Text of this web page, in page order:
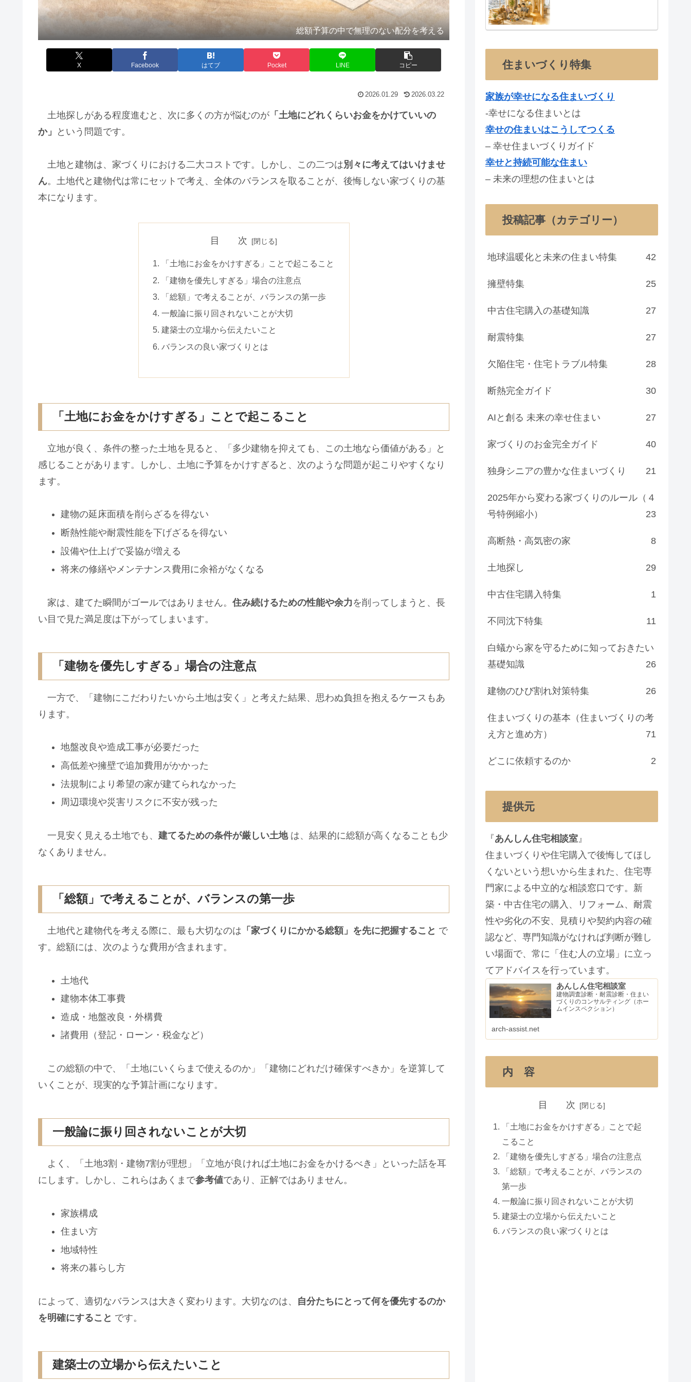
総額予算の中で無理のない配分を考える
X Facebook はてブ Pocket LINE コピー
2026.01.29 2026.03.22
土地探しがある程度進むと、次に多くの方が悩むのが 「土地にどれくらいお金をかけていいの
か」
という問題です。
土地と建物は、家づくりにおける二大コストです。しかし、この二つは別々に考えてはいけませ
ん。土地代と建物代は常にセットで考え、全体のバランスを取ることが、後悔しない家づくりの基
本になります。
目 次
「土地にお金をかけすぎる」ことで起こること
「建物を優先しすぎる」場合の注意点
「総額」で考えることが、バランスの第一歩
一般論に振り回されないことが大切
建築士の立場から伝えたいこと
バランスの良い家づくりとは
「土地にお金をかけすぎる」ことで起こること
立地が良く、条件の整った土地を見ると、「多少建物を抑えても、この土地なら価値がある」と
感じることがあります。しかし、土地に予算をかけすぎると、次のような問題が起こりやすくなり
ます。
建物の延床面積を削らざるを得ない
断熱性能や耐震性能を下げざるを得ない
設備や仕上げで妥協が増える
将来の修繕やメンテナンス費用に余裕がなくなる
家は、建てた瞬間がゴールではありません。 住み続けるための性能や余力 を削ってしまうと、長
い目で見た満足度は下がってしまいます。
「建物を優先しすぎる」場合の注意点
一方で、「建物にこだわりたいから土地は安く」と考えた結果、思わぬ負担を抱えるケースもあ
ります。
地盤改良や造成工事が必要だった
高低差や擁壁で追加費用がかかった
法規制により希望の家が建てられなかった
周辺環境や災害リスクに不安が残った
一見安く見える土地でも、 建てるための条件が厳しい土地は、結果的に総額が高くなることも少
なくありません。
「総額」で考えることが、バランスの第一歩
土地代と建物代を考える際に、最も大切なのは 「家づくりにかかる総額」を先に把握すること で
す。総額には、次のような費用が含まれます。
土地代
建物本体工事費
造成・地盤改良・外構費
諸費用（登記・ローン・税金など）
この総額の中で、「土地にいくらまで使えるのか」「建物にどれだけ確保すべきか」を逆算して
いくことが、現実的な予算計画になります。
一般論に振り回されないことが大切
よく、「土地3割・建物7割が理想」「立地が良ければ土地にお金をかけるべき」といった話を耳
にします。しかし、これらはあくまで参考値であり、正解ではありません。
家族構成
住まい方
地域特性
将来の暮らし方
によって、適切なバランスは大きく変わります。大切なのは、 自分たちにとって何を優先するのか
を明確にすること です。
建築士の立場から伝えたいこと
住まいづくり特集
家族が幸せになる住まいづくり
-幸せになる住まいとは
幸せの住まいはこうしてつくる
– 幸せ住まいづくりガイド
幸せと持続可能な住まい
– 未来の理想の住まいとは
投稿記事（カテゴリー）
地球温暖化と未来の住まい特集 42
擁壁特集 25
中古住宅購入の基礎知識 27
耐震特集 27
欠陥住宅・住宅トラブル特集 28
断熱完全ガイド 30
AIと創る 未来の幸せ住まい 27
家づくりのお金完全ガイド 40
独身シニアの豊かな住まいづくり 21
2025年から変わる家づくりのルール（４
号特例縮小）
23
高断熱・高気密の家 8
土地探し 29
中古住宅購入特集 1
不同沈下特集 11
白蟻から家を守るために知っておきたい
基礎知識
26
建物のひび割れ対策特集 26
住まいづくりの基本（住まいづくりの考
え方と進め方）
71
どこに依頼するのか 2
提供元
『あんしん住宅相談室』
住まいづくりや住宅購入で後悔してほし
くないという想いから生まれた、住宅専
門家による中立的な相談窓口です。新
築・中古住宅の購入、リフォーム、耐震
性や劣化の不安、見積りや契約内容の確
認など、専門知識がなければ判断が難し
い場面で、常に「住む人の立場」に立っ
てアドバイスを行っています。
あんしん住宅相談室
建物調査診断・耐震診断・住まい
づくりのコンサルティング（ホー
ムインスペクション）
arch-assist.net
内 容
目 次
「土地にお金をかけすぎる」ことで起
こること
「建物を優先しすぎる」場合の注意点
「総額」で考えることが、バランスの
第一歩
一般論に振り回されないことが大切
建築士の立場から伝えたいこと
バランスの良い家づくりとは